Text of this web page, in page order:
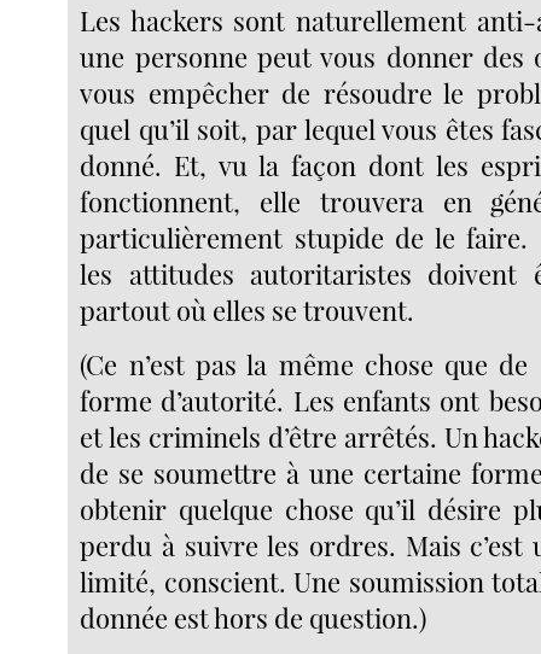
Les hackers sont naturellement
une personne peut vous donner des
vous empêcher de résoudre le
quel qu’il soit, par lequel vous êtes
donné. Et, vu la façon dont les
fonctionnent, elle trouvera en
particulièrement stupide de le faire.
les attitudes autoritaristes doivent
partout où elles se trouvent.
(Ce n’est pas la même chose que
forme d’autorité. Les enfants ont
et les criminels d’être arrêtés. Un
de se soumettre à une certaine
obtenir quelque chose qu’il désire
perdu à suivre les ordres. Mais c’est
limité, conscient. Une soumission
donnée est hors de question.)